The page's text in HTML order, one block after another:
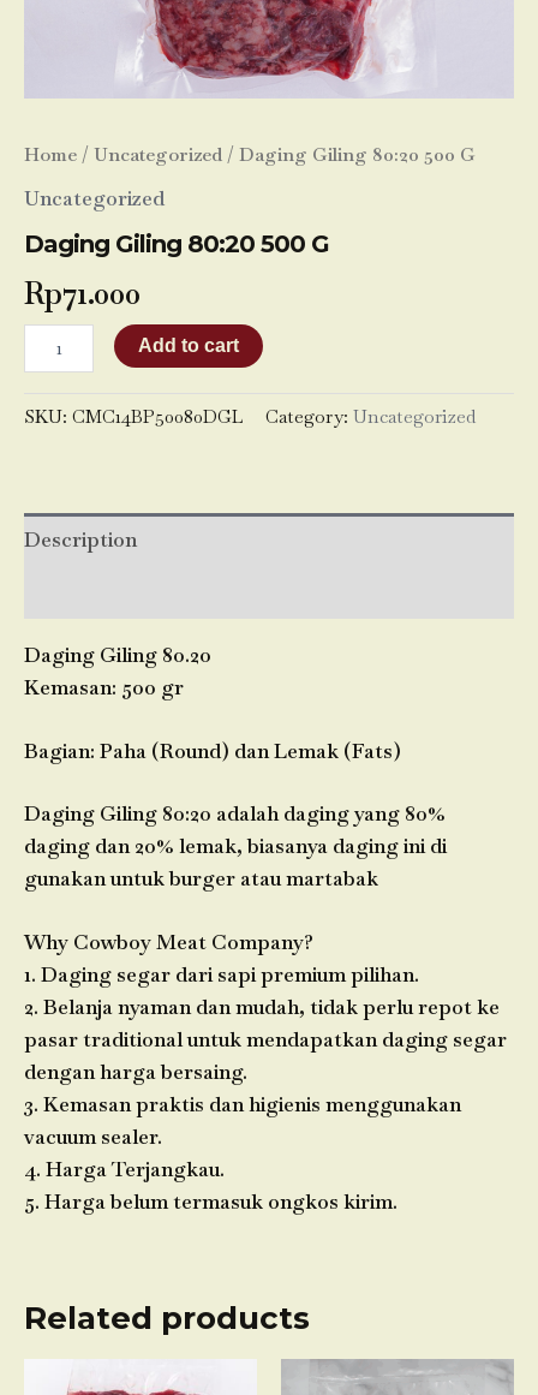
Home / Uncategorized / Daging Giling 80:20 500 G
Uncategorized
Daging Giling 80:20 500 G
Rp71.000
Add to cart
SKU: CMC14BP50080DGL Category: Uncategorized
Description
Daging Giling 80.20
Kemasan: 500 gr
Bagian: Paha (Round) dan Lemak (Fats)
Daging Giling 80:20 adalah daging yang 80%
daging dan 20% lemak, biasanya daging ini di
gunakan untuk burger atau martabak
Why Cowboy Meat Company?
1. Daging segar dari sapi premium pilihan.
2. Belanja nyaman dan mudah, tidak perlu repot ke
pasar traditional untuk mendapatkan daging segar
dengan harga bersaing.
3. Kemasan praktis dan higienis menggunakan
vacuum sealer.
4. Harga Terjangkau.
5. Harga belum termasuk ongkos kirim.
Related products